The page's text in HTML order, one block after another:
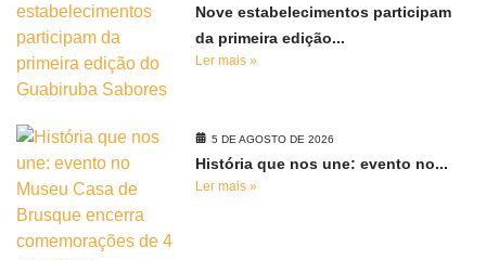
Nove estabelecimentos participam
da primeira edição...
Ler mais »
5 DE AGOSTO DE 2026
História que nos une: evento no...
Ler mais »